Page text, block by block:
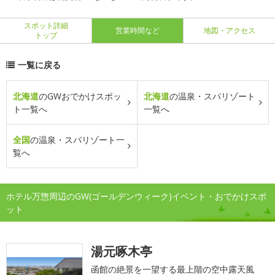
スポット詳細
トップ
営業時間など 地図・アクセス
一覧に戻る
北海道のGWおでかけスポッ
ト一覧へ
北海道の温泉・スパリゾート
一覧へ
全国の温泉・スパリゾート一
覧へ
ホテル万惣周辺のGW(ゴールデンウィーク)イベント・おでかけスポ
ット
湯元啄木亭
函館の絶景を一望する最上階の空中露天風